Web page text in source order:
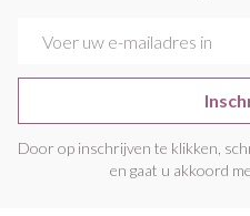
Door op inschrijven te klikken,
en gaat u akkoord